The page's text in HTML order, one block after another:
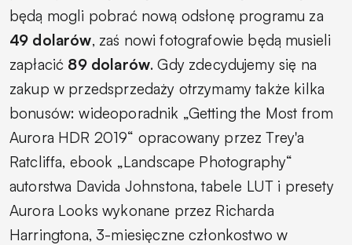
będą mogli pobrać nową odsłonę programu za
49 dolarów, zaś nowi fotografowie będą musieli
zapłacić 89 dolarów. Gdy zdecydujemy się na
zakup w przedsprzedaży otrzymamy także kilka
bonusów: wideoporadnik „Getting the Most from
Aurora HDR 2019“ opracowany przez Trey'a
Ratcliffa, ebook „Landscape Photography“
autorstwa Davida Johnstona, tabele LUT i presety
Aurora Looks wykonane przez Richarda
Harringtona, 3-miesięczne członkostwo w